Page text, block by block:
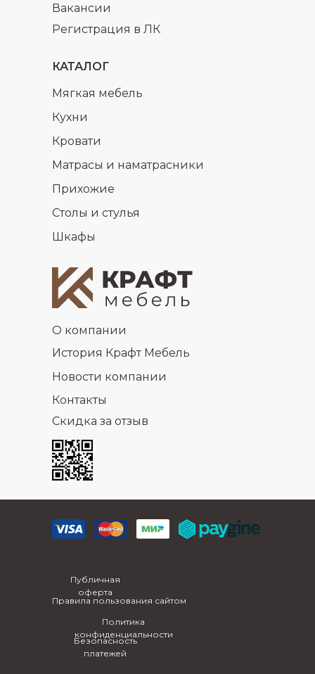
Регистрация в ЛК
Вакансии
КАТАЛОГ
Кухни
Мягкая мебель
Кровати
Матрасы и наматрасники
Прихожие
Столы и стулья
Шкафы
О компании
История Крафт Мебель
Новости компании
Контакты
Скидка за отзыв
Публичная
оферта
Правила пользования сайтом
Политика
конфиденциальности
Безопасность
платежей